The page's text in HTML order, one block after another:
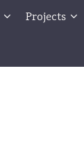
Projects